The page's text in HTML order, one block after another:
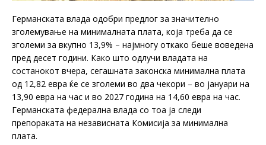
Германската влада одобри предлог за значително
зголемување на минималната плата, која треба да се
зголеми за вкупно 13,9% – најмногу откако беше воведена
пред десет години. Како што одлучи владата на
состанокот вчера, сегашната законска минимална плата
од 12,82 евра ќе се зголеми во два чекори – во јануари на
13,90 евра на час и во 2027 година на 14,60 евра на час.
Германската федерална влада со тоа ја следи
препораката на независната Комисија за минимална
плата.